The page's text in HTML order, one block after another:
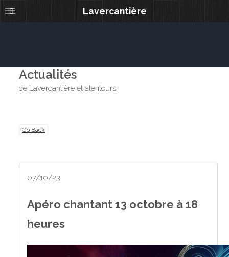
Actualités
de Lavercantière et alentours
Go Back
07/10/23
Apéro chantant 13 octobre à 18
heures
Lavercantière